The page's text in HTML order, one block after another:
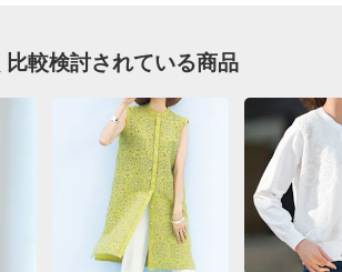
支払い方法 送料について
ル84・綿16％
ファスナー開き
き
生地はイタリア製）
出方が多少異なります。
性 身長 : 152cm
かさもある黒ジャガードの生地は気に
のある生地なので、サイズが大きいと
身体への馴染みもないので（それが長
は11号を購入しましたが本当に不格
しました。スッキリ着用できていま
もありましたが襟ぐり袖ぐりは狭めの
比較検討されている商品